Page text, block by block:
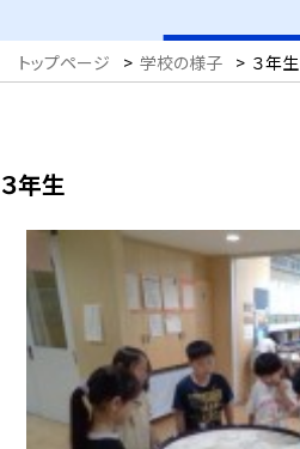
トップページ > 学校の様子 > ３年生
３年生